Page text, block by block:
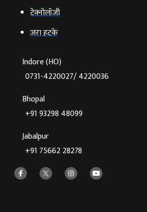
टेक्‍नोलॉजी
ज़रा हटके
Indore (HO)
0731-4220027/ 4220036
Bhopal
+91 93298 48099
Jabalpur
+91 75662 28278